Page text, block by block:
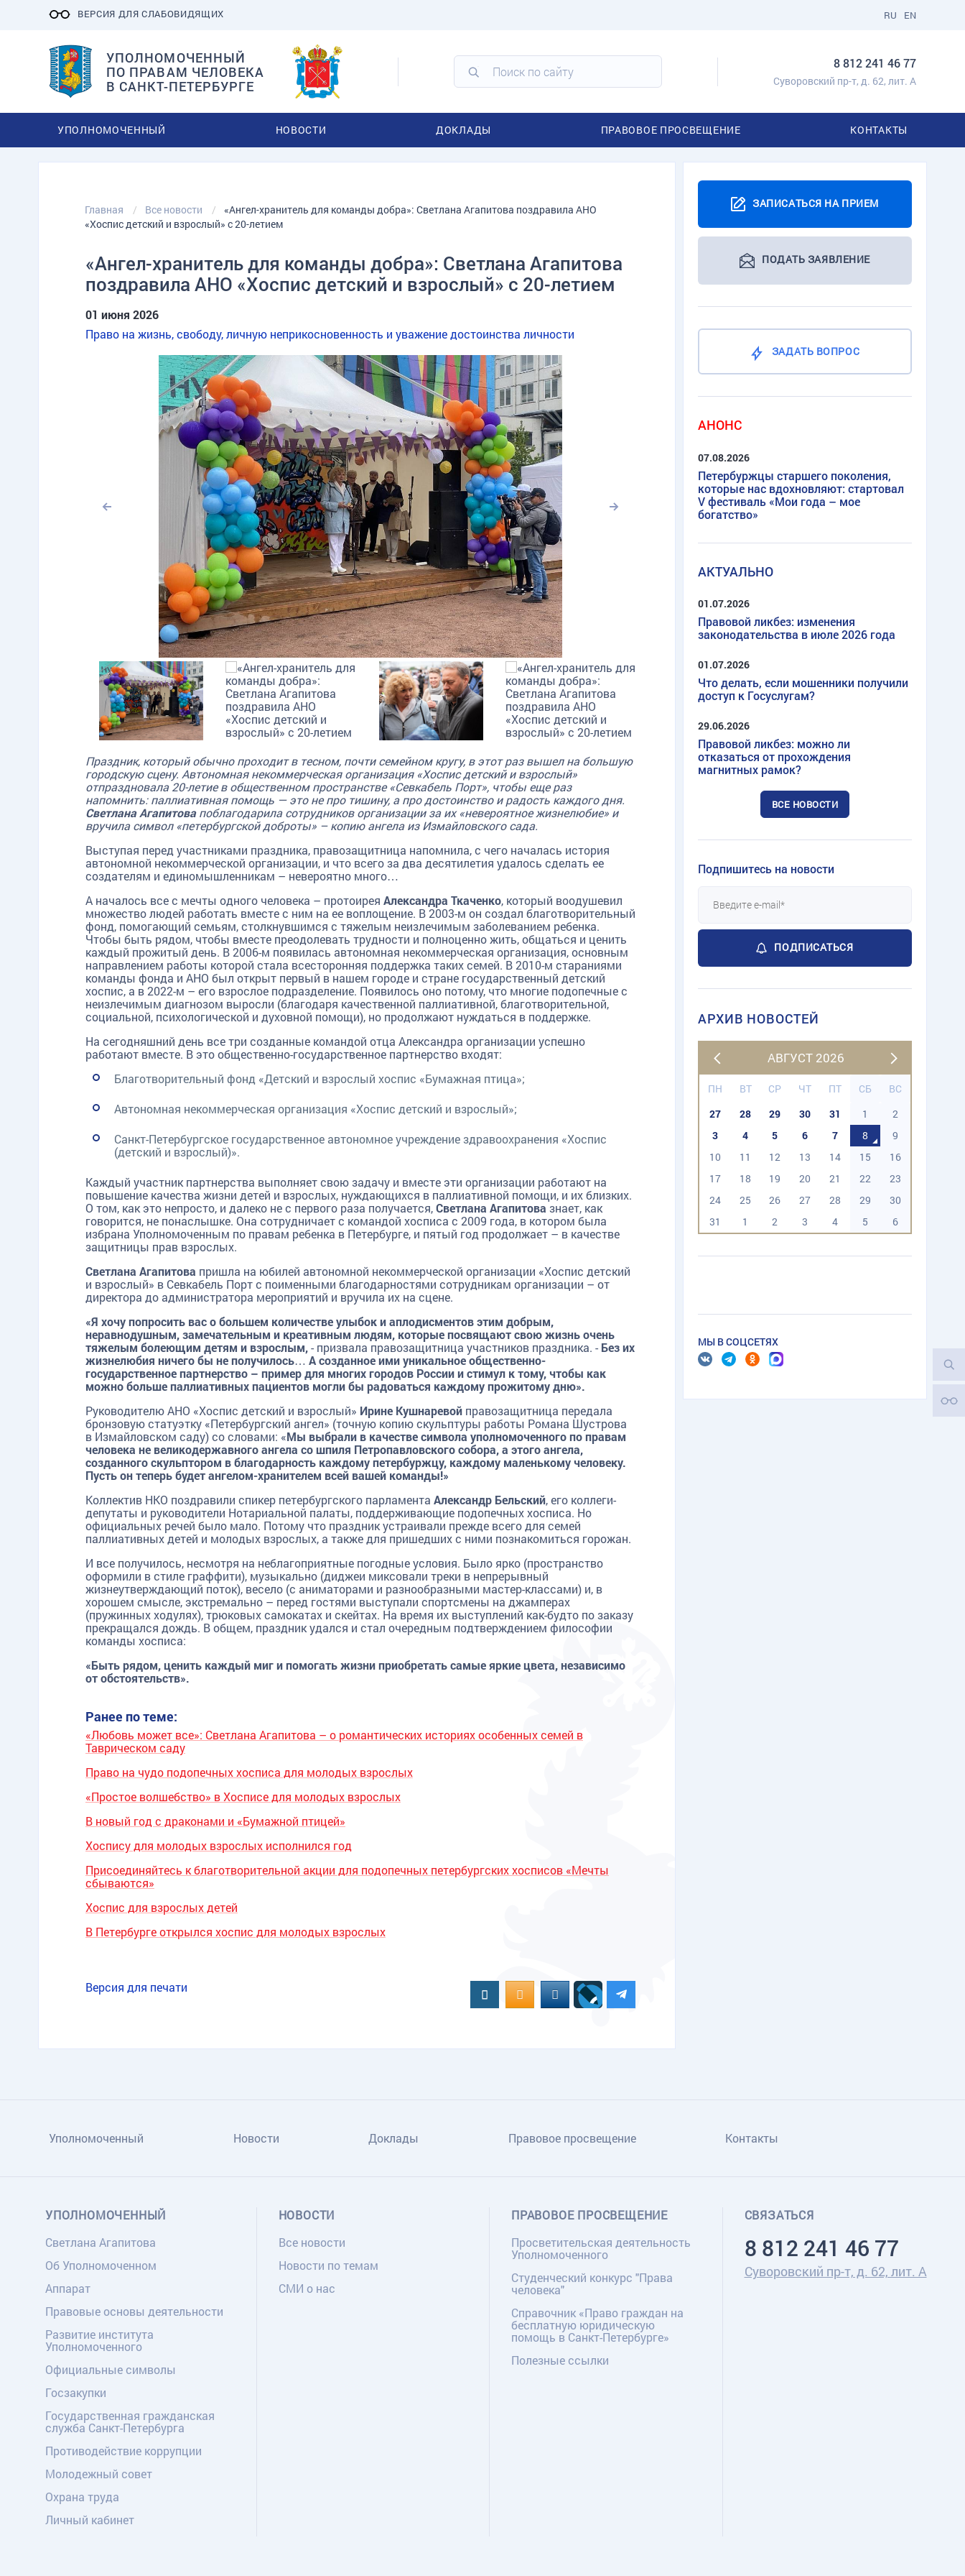
ВЕРСИЯ ДЛЯ СЛАБОВИДЯЩИХ EN
RU
УПОЛНОМОЧЕННЫЙ
ПО ПРАВАМ ЧЕЛОВЕКА
В САНКТ-ПЕТЕРБУРГЕ
8 812 241 46 77
Суворовский пр-т, д. 62, лит. А
УПОЛНОМОЧЕННЫЙ НОВОСТИ ДОКЛАДЫ ПРАВОВОЕ ПРОСВЕЩЕНИЕ КОНТАКТЫ
Главная Все новости
«Ангел-хранитель для команды добра»: Светлана Агапитова поздравила АНО
«Хоспис детский и взрослый» с 20-летием
«Ангел-хранитель для команды добра»: Светлана Агапитова
поздравила АНО «Хоспис детский и взрослый» с 20-летием
01 июня 2026
Право на жизнь, свободу, личную неприкосновенность и уважение достоинства личности
Праздник, который обычно проходит в тесном, почти семейном кругу, в этот раз вышел на большую
городскую сцену. Автономная некоммерческая организация «Хоспис детский и взрослый»
отпраздновала 20-летие в общественном пространстве«Севкабель Порт», чтобы еще раз
напомнить: паллиативная помощь — это не про тишину, а про достоинство и радость каждого дня.
Светлана Агапитовапоблагодарила сотрудников организации за их «невероятное жизнелюбие» и
вручила символ «петербургской доброты» – копию ангела из Измайловского сада.
Выступая перед участниками праздника, правозащитница напомнила, с чего началась история
автономной некоммерческой организации, и что всего за два десятилетия удалось сделать ее
создателям и единомышленникам – невероятно много…
А началось все с мечты одного человека – протоирея Александра Ткаченко, который воодушевил
множество людей работать вместе с ним на ее воплощение. В 2003-м он создал благотворительный
фонд, помогающий семьям, столкнувшимся с тяжелым неизлечимым заболеванием ребенка.
Чтобы быть рядом, чтобы вместе преодолевать трудности и полноценно жить, общаться и ценить
каждый прожитый день. В 2006-м появилась автономная некоммерческая организация, основным
направлением работы которой стала всесторонняя поддержка таких семей. В 2010-м стараниями
команды фонда и АНО был открыт первый в нашем городе и стране государственный детский
хоспис, а в 2022-м – его взрослое подразделение. Появилось оно потому, что многие подопечные с
неизлечимым диагнозом выросли (благодаря качественной паллиативной, благотворительной,
социальной, психологической и духовной помощи), но продолжают нуждаться в поддержке.
На сегодняшний день все три созданные командой отца Александра организации успешно
работают вместе. В это общественно-государственное партнерство входят:
Благотворительный фонд «Детский и взрослый хоспис «Бумажная птица»;
Автономная некоммерческая организация «Хоспис детский и взрослый»;
Санкт-Петербургское государственное автономное учреждение здравоохранения «Хоспис
(детский и взрослый)».
Каждый участник партнерства выполняет свою задачу и вместе эти организации работают на
повышение качества жизни детей и взрослых, нуждающихся в паллиативной помощи, и их близких.
О том, как это непросто, и далеко не с первого раза получается,Светлана Агапитова знает, как
говорится, не понаслышке. Она сотрудничает с командой хосписа с 2009 года, в котором была
избрана Уполномоченным по правам ребенка в Петербурге, и пятый год продолжает – в качестве
защитницы прав взрослых.
Светлана Агапитова пришла на юбилей автономной некоммерческой организации «Хоспис детский
и взрослый» в Севкабель Порт с поименными благодарностями сотрудникам организации – от
директора до администратора мероприятий и вручила их на сцене.
«Я хочу попросить вас о большем количестве улыбок и аплодисментов этим добрым,
неравнодушным, замечательным и креативным людям, которые посвящают свою жизнь очень
тяжелым болеющим детям и взрослым,- призвала правозащитница участников праздника. - Без их
жизнелюбия ничего бы не получилось… А созданное ими уникальное общественно-
государственное партнерство – пример для многих городов России и стимул к тому, чтобы как
можно больше паллиативных пациентов могли бы радоваться каждому прожитому дню».
Руководителю АНО «Хоспис детский и взрослый» Ирине Кушнаревой правозащитница передала
бронзовую статуэтку «Петербургский ангел» (точную копию скульптуры работы Романа Шустрова
в Измайловском саду) со словами: «Мы выбрали в качестве символа уполномоченного по правам
человека не великодержавного ангела со шпиля Петропавловского собора, а этого ангела,
созданного скульптором в благодарность каждому петербуржцу, каждому маленькому человеку.
Пусть он теперь будет ангелом-хранителем всей вашей команды!»
Коллектив НКО поздравили спикер петербургского парламента Александр Бельский, его коллеги-
депутаты и руководители Нотариальной палаты, поддерживающие подопечных хосписа. Но
официальных речей было мало. Потому что праздник устраивали прежде всего для семей
паллиативных детей и молодых взрослых, а также для пришедших с ними познакомиться горожан.
И все получилось, несмотря на неблагоприятные погодные условия. Было ярко (пространство
оформили в стиле граффити), музыкально (диджеи миксовали треки в непрерывный
жизнеутверждающий поток), весело (с аниматорами и разнообразными мастер-классами) и, в
хорошем смысле, экстремально – перед гостями выступали спортсмены на джамперах
(пружинных ходулях), трюковых самокатах и скейтах. На время их выступлений как-будто по заказу
прекращался дождь. В общем, праздник удался и стал очередным подтверждением философии
команды хосписа:
«Быть рядом, ценить каждый миг и помогать жизни приобретать самые яркие цвета, независимо
от обстоятельств».
Ранее по теме:
«Любовь может все»: Светлана Агапитова – о романтических историях особенных семей в
Таврическом саду
Право на чудо подопечных хосписа для молодых взрослых
«Простое волшебство» в Хосписе для молодых взрослых
В новый год с драконами и «Бумажной птицей»
Хоспису для молодых взрослых исполнился год
Присоединяйтесь к благотворительной акции для подопечных петербургских хосписов «Мечты
сбываются»
Хоспис для взрослых детей
В Петербурге открылся хоспис для молодых взрослых
Версия для печати ВконтактеOK.RUMAIL.RU
ЗАПИСАТЬСЯ НА ПРИЕМ
ПОДАТЬ ЗАЯВЛЕНИЕ
ЗАДАТЬ ВОПРОС
АНОНС
07.08.2026
Петербуржцы старшего поколения,
которые нас вдохновляют: стартовал
V фестиваль «Мои года – мое
богатство»
АКТУАЛЬНО
01.07.2026
Правовой ликбез: изменения
законодательства в июле 2026 года
01.07.2026
Что делать, если мошенники получили
доступ к Госуслугам?
29.06.2026
Правовой ликбез: можно ли
отказаться от прохождения
магнитных рамок?
ВСЕ НОВОСТИ
Подпишитесь на новости
ПОДПИСАТЬСЯ
АРХИВ НОВОСТЕЙ
АВГУСТ 2026
ПН ВТ СР ЧТ ПТ СБ
ВС
27
28 29 30 31 1
2
3
4 5 6 7 8
9
10
11 12 13 14 15
16
17
18 19 20 21 22
23
24
25 26 27 28 29
30
31
1 2 3 4 5 6
МЫ В СОЦСЕТЯХ
Уполномоченный Новости Доклады Правовое просвещение Контакты
СВЯЗАТЬСЯ
8 812 241 46 77
Суворовский пр-т, д. 62, лит. А
УПОЛНОМОЧЕННЫЙ
Светлана Агапитова
Об Уполномоченном
Аппарат
Правовые основы деятельности
Развитие института
Уполномоченного
Официальные символы
Госзакупки
Государственная гражданская
служба Санкт-Петербурга
Противодействие коррупции
Молодежный совет
Охрана труда
Личный кабинет
НОВОСТИ
Все новости
Новости по темам
СМИ о нас
ПРАВОВОЕ ПРОСВЕЩЕНИЕ
Просветительская деятельность
Уполномоченного
Студенческий конкурс "Права
человека"
Справочник «Право граждан на
бесплатную юридическую
помощь в Санкт-Петербурге»
Полезные ссылки